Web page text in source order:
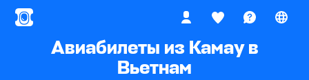
Авиабилеты из Камау в
Вьетнам